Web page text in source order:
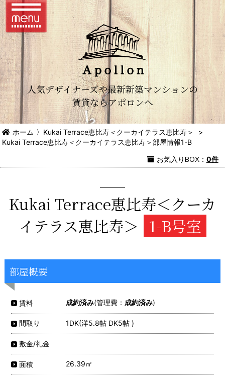
人気デザイナーズや最新新築マンションの
賃貸ならアポロンへ
ホーム 〉 Kukai Terrace恵比寿＜クーカイテラス恵比寿＞
>
Kukai Terrace恵比寿＜クーカイテラス恵比寿＞部屋情報1-B
お気入りBOX： 0件
Kukai Terrace恵比寿＜クーカ
イテラス恵比寿＞ 1-B号室
部屋概要
賃料 成約済み(管理費： 成約済み)
間取り 1DK(洋5.8帖 DK5帖 )
敷金/礼金
面積 26.39㎡